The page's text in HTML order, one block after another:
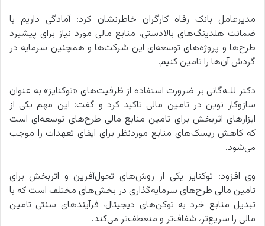
مدیرعامل بانک رفاه کارگران خاطرنشان کرد: آمادگی داریم با
ضمانت هلدینگ‌های بالادستی، منابع مالی مورد نیاز برای پیشبرد
طرح‌ها و پروژه‌های توسعه‌ای این شرکت‌ها و همچنین سرمایه در
گردش آن‌ها را تامین کنیم.
دکتر للـه‌گانی بر ضرورت استفاده از ظرفیت‌های «توکنایز» به عنوان
سازوکار نوین در تامین مالی تاکید کرد و گفت: این مهم یکی از
ابزارهای اثربخش برای تامین منابع مالی طرح‌های توسعه‌ای است
که کاهش ریسک‌های منابع موردنظر برای ایفای تعهدات را موجب
می‌شود.
وی افزود: توکنایز یکی از روش‌های تحول‌آفرین و اثربخش برای
تامین مالی طرح‌های سرمایه‌گذاری در بخش‌های مختلف است که با
تبدیل منابع خرد به توکن‌های دیجیتال، فرآیندهای سنتی تامین
مالی را سریع‌تر، شفاف‌تر و منعطف‌تر می‌کند.